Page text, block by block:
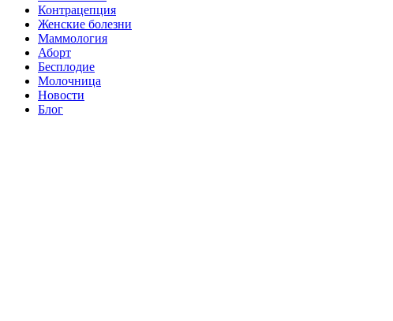
Контрацепция
Женские болезни
Маммология
Аборт
Бесплодие
Молочница
Новости
Блог